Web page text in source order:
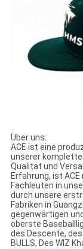
Über uns:
ACE ist eine
unserer
Qualität und
Erfahrung, ist
Fachleuten in
durch unsere
Fabriken in
gegenwärtigen
oberste
des Descente, des
BULLS, Des WIZ